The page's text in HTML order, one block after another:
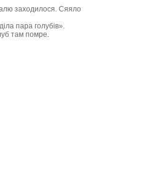
заходилося. Сяяло
пара голубів».
там помре.